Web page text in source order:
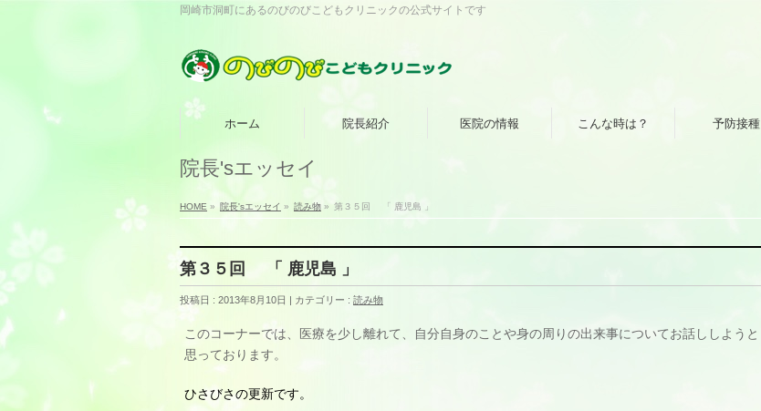
岡崎市洞町にあるのびのびこどもクリニックの公式サイトです
ホーム 院長紹介 医院の情報 こんな時は？ 予防接種
院長'sエッセイ
HOME » 院長'sエッセイ » 読み物 » 第３５回 「 鹿児島 」
第３５回 「 鹿児島 」
投稿日 : 2013年8月10日 カテゴリー : 読み物
このコーナーでは、医療を少し離れて、自分自身のことや身の周りの出来事についてお話ししようと
思っております。
ひさびさの更新です。